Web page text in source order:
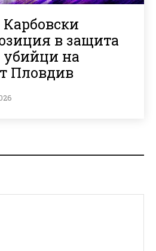
в защита
убийци на
Пловдив